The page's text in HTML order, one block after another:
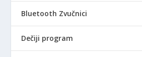
Bluetooth Zvučnici
Dečiji program